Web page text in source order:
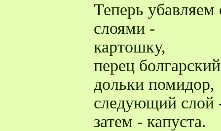
Теперь
слоями -
картошку,
перец
дольки помидор,
следующий слой
затем - капуста.